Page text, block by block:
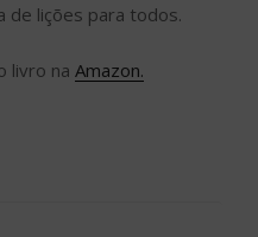
de lições para todos.
livro na Amazon.